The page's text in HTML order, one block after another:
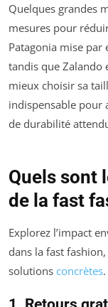
Quelques grandes
mesures pour
Patagonia mise par
tandis que Zalando
mieux choisir sa
indispensable pour
de durabilité
Quels sont
de la fast
Explorez l’impact
dans la fast
solutions concrètes.